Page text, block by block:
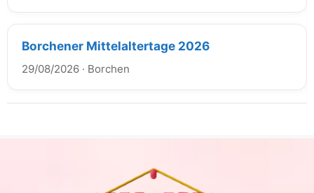
Borchener Mittelaltertage 2026
29/08/2026 · Borchen